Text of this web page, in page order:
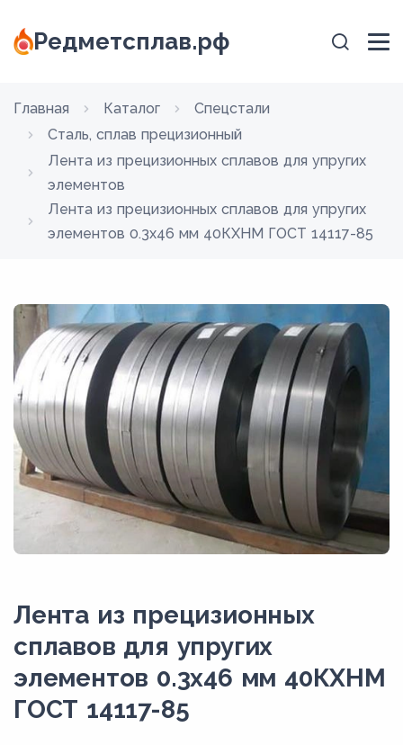
Редметсплав.рф
Главная Каталог
Спецстали
Сталь, сплав прецизионный
Лента из прецизионных сплавов для упругих
элементов
Лента из прецизионных сплавов для упругих
элементов 0.3x46 мм 40КХНМ ГОСТ 14117-85
Лента из прецизионных
сплавов для упругих
элементов 0.3x46 мм 40КХНМ
ГОСТ 14117-85